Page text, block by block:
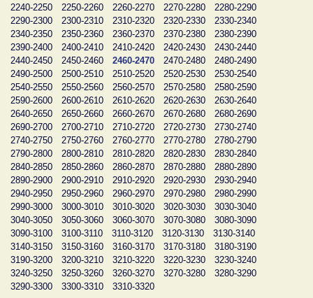
2240-2250
2250-2260 2260-2270 2270-2280
2280-2290
2290-2300
2300-2310 2310-2320 2320-2330
2330-2340
2340-2350
2350-2360 2360-2370 2370-2380
2380-2390
2390-2400
2400-2410 2410-2420 2420-2430
2430-2440
2440-2450
2450-2460 2460-2470 2470-2480
2480-2490
2490-2500
2500-2510 2510-2520 2520-2530
2530-2540
2540-2550
2550-2560 2560-2570 2570-2580
2580-2590
2590-2600
2600-2610 2610-2620 2620-2630
2630-2640
2640-2650
2650-2660 2660-2670 2670-2680
2680-2690
2690-2700
2700-2710 2710-2720 2720-2730
2730-2740
2740-2750
2750-2760 2760-2770 2770-2780
2780-2790
2790-2800
2800-2810 2810-2820 2820-2830
2830-2840
2840-2850
2850-2860 2860-2870 2870-2880
2880-2890
2890-2900
2900-2910 2910-2920 2920-2930
2930-2940
2940-2950
2950-2960 2960-2970 2970-2980
2980-2990
2990-3000
3000-3010 3010-3020 3020-3030
3030-3040
3040-3050
3050-3060 3060-3070 3070-3080
3080-3090
3090-3100
3100-3110 3110-3120 3120-3130
3130-3140
3140-3150
3150-3160 3160-3170 3170-3180
3180-3190
3190-3200
3200-3210 3210-3220 3220-3230
3230-3240
3240-3250
3250-3260 3260-3270 3270-3280
3280-3290
3290-3300
3300-3310 3310-3320